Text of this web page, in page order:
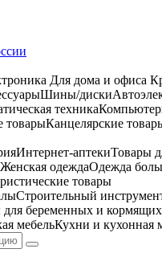
Для дома и офиса
Шины/диски
техника
товарыКанцелярские
Интернет-аптекиТовары
Женская одеждаОдежда
товары
Строительный
для беременных и
мебельКухни и кухонная